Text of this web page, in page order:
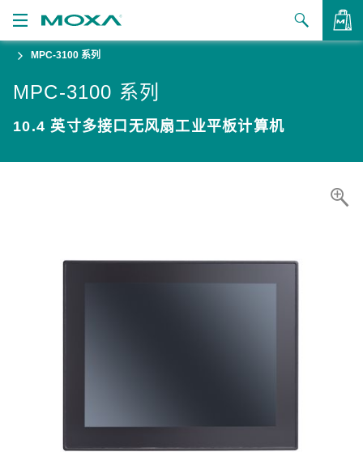
品
决方案
持
MPC-3100 系列
MPC-3100 系列
10.4 英寸多接口无风扇工业平板计算机
查看询价